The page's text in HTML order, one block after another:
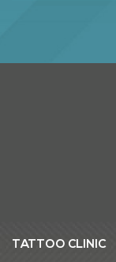
TATTOO CLINIC